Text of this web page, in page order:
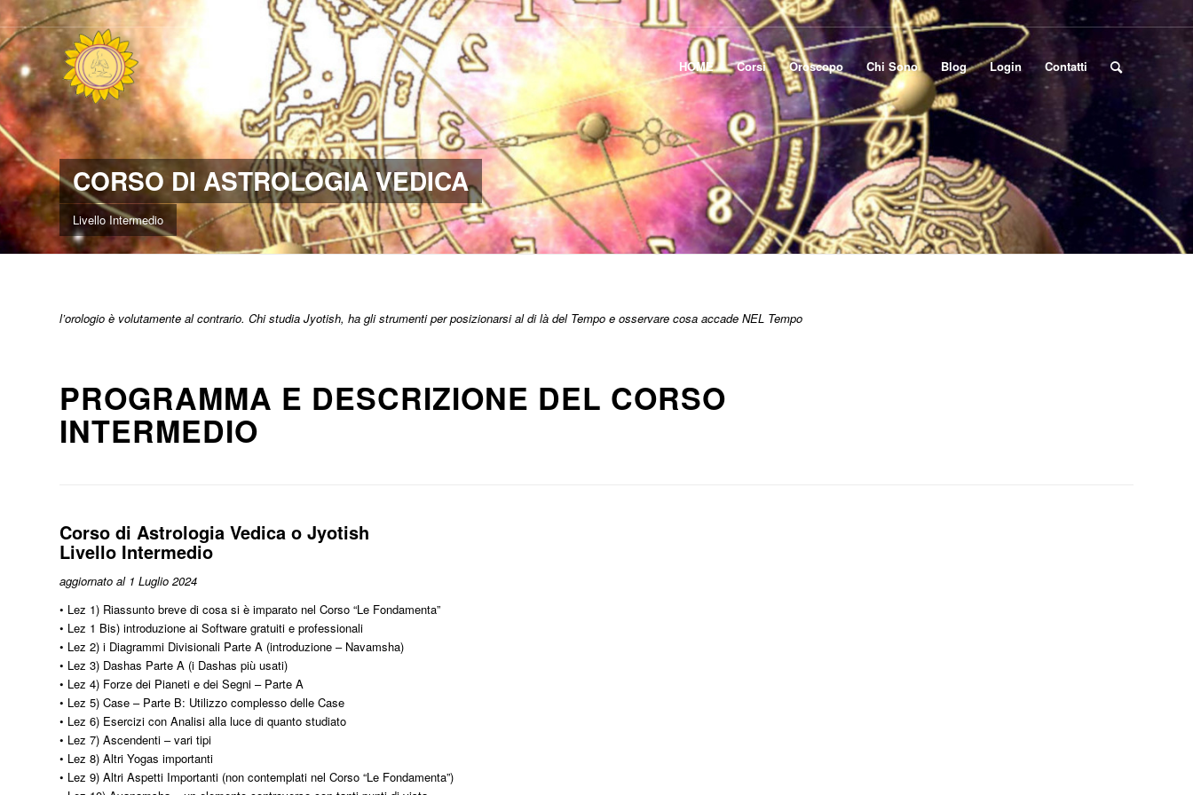
HOME Corsi Oroscopo Chi Sono Blog Login Contatti
CORSO DI ASTROLOGIA VEDICA
Livello Intermedio
l’orologio è volutamente al contrario. Chi studia Jyotish, ha gli strumenti per posizionarsi al di là del Tempo e osservare cosa accade NEL Tempo
PROGRAMMA E DESCRIZIONE DEL CORSO
INTERMEDIO
Corso di Astrologia Vedica o Jyotish
Livello Intermedio
aggiornato al 1 Luglio 2024
• Lez 1) Riassunto breve di cosa si è imparato nel Corso “Le Fondamenta”
• Lez 1 Bis) introduzione ai Software gratuiti e professionali
• Lez 2) i Diagrammi Divisionali Parte A (introduzione – Navamsha)
• Lez 3) Dashas Parte A (i Dashas più usati)
• Lez 4) Forze dei Pianeti e dei Segni – Parte A
• Lez 5) Case – Parte B: Utilizzo complesso delle Case
• Lez 6) Esercizi con Analisi alla luce di quanto studiato
• Lez 7) Ascendenti – vari tipi
• Lez 8) Altri Yogas importanti
• Lez 9) Altri Aspetti Importanti (non contemplati nel Corso “Le Fondamenta”)